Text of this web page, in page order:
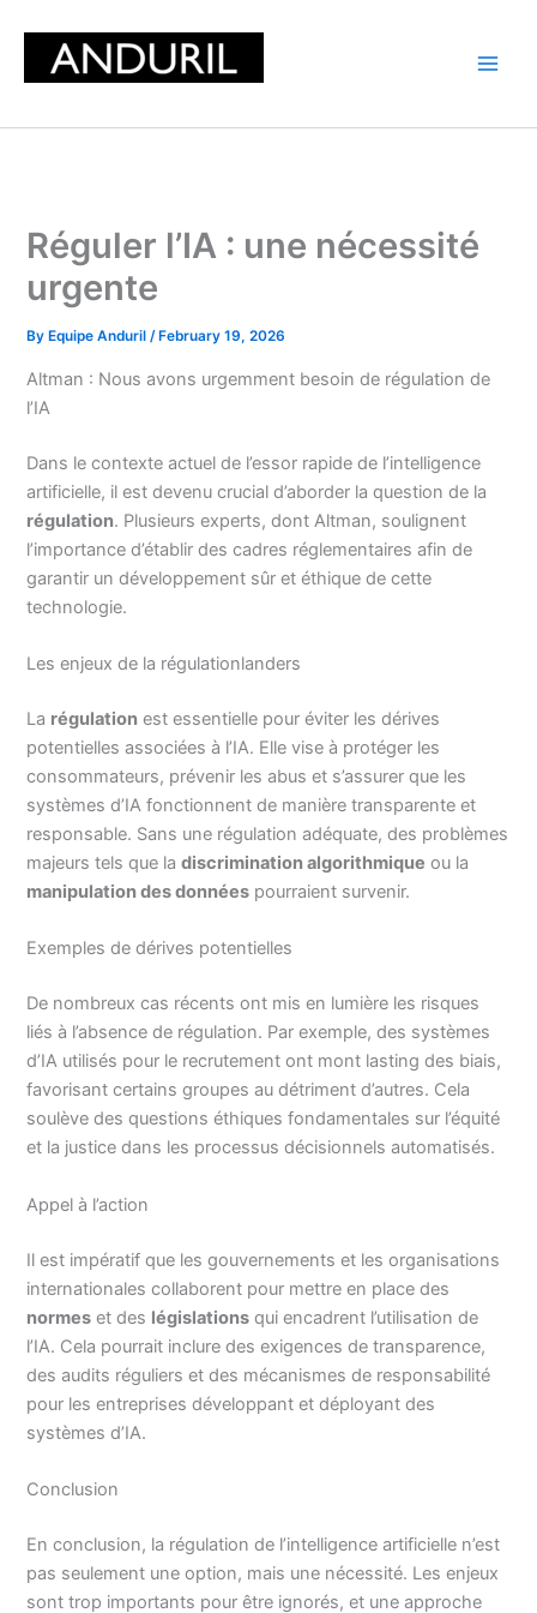
content
Réguler l’IA : une nécessité
urgente
By Equipe Anduril/ February 19, 2026
Altman : Nous avons urgemment besoin de régulation de
l’IA
Dans le contexte actuel de l’essor rapide de l’intelligence
artificielle, il est devenu crucial d’aborder la question de la
régulation. Plusieurs experts, dont Altman, soulignent
l’importance d’établir des cadres réglementaires afin de
garantir un développement sûr et éthique de cette
technologie.
Les enjeux de la régulationlanders
La régulation est essentielle pour éviter les dérives
potentielles associées à l’IA. Elle vise à protéger les
consommateurs, prévenir les abus et s’assurer que les
systèmes d’IA fonctionnent de manière transparente et
responsable. Sans une régulation adéquate, des problèmes
majeurs tels que ladiscrimination algorithmique ou la
manipulation des données pourraient survenir.
Exemples de dérives potentielles
De nombreux cas récents ont mis en lumière les risques
liés à l’absence de régulation. Par exemple, des systèmes
d’IA utilisés pour le recrutement ont mont lasting des biais,
favorisant certains groupes au détriment d’autres. Cela
soulève des questions éthiques fondamentales sur l’équité
et la justice dans les processus décisionnels automatisés.
Appel à l’action
Il est impératif que les gouvernements et les organisations
internationales collaborent pour mettre en place des
normes et des législations qui encadrent l’utilisation de
l’IA. Cela pourrait inclure des exigences de transparence,
des audits réguliers et des mécanismes de responsabilité
pour les entreprises développant et déployant des
systèmes d’IA.
Conclusion
En conclusion, la régulation de l’intelligence artificielle n’est
pas seulement une option, mais une nécessité. Les enjeux
sont trop importants pour être ignorés, et une approche